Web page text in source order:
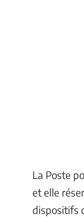
La Poste
et elle
dispositifs